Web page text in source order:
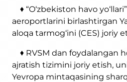
♦ “O‘zbekiston havo
aeroportlarini birlashtirgan
aloqa tarmog‘ini (CES) joriy
♦ RVSM dan foydalangan
ajratish tizimini joriy etish,
Yevropa mintaqasining